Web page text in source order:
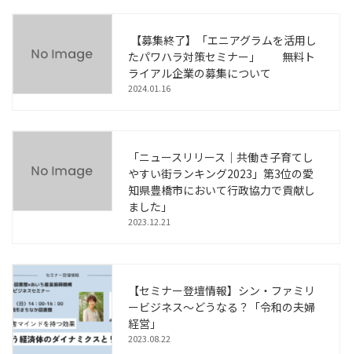
【募集終了】「エニアグラムを活用し
たパワハラ対策セミナー」 無料ト
ライアル企業の募集について
2024.01.16
「ニュースリリース｜共働き子育てし
やすい街ランキング2023」第3位の愛
知県豊橋市において行政協力で貢献し
ました」
2023.12.21
【セミナー登壇情報】シン・ファミリ
ービジネス～どうなる？「令和の夫婦
経営」
2023.08.22